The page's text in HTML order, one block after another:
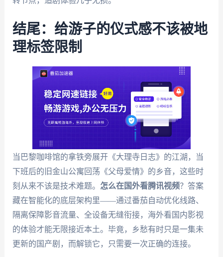
结尾：给游子的仪式感不该被地
理标签限制
当巴黎咖啡馆的拿铁旁展开《大理寺日志》的江湖，当
下班后的旧金山公寓回荡《父母爱情》的乡音，这些时
刻从来不该是技术难题。 怎么在国外看腾讯视频？答案
藏在智能化的底层架构里——通过番茄自动优化线路、
隔离保障影音流量、全设备无缝衔接，海外看国内影视
的体验才能无限接近本土。毕竟，乡愁有时只是一集未
更新的国产剧，而解锁它，只需要一次正确的连接。